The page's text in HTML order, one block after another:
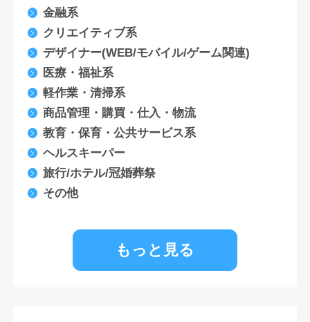
金融系
クリエイティブ系
デザイナー(WEB/モバイル/ゲーム関連)
医療・福祉系
軽作業・清掃系
商品管理・購買・仕入・物流
教育・保育・公共サービス系
ヘルスキーパー
旅行/ホテル/冠婚葬祭
その他
もっと見る